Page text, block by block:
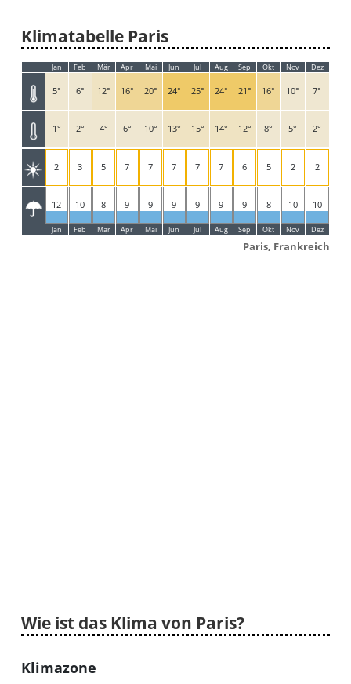
Klimatabelle Paris
Jan Feb Mär Apr Mai Jun Jul Aug Sep Okt Nov Dez
5° 6° 12° 16° 20° 24° 25° 24° 21° 16° 10° 7°
1° 2° 4° 6° 10° 13° 15° 14° 12° 8° 5° 2°
2 3 5 7 7 7 7 7 6 5 2 2
12 10 8 9 9 9 9 9 9 8 10 10
Jan Feb Mär Apr Mai Jun Jul Aug Sep Okt Nov Dez
Paris, Frankreich
Wie ist das Klima von Paris?
Klimazone